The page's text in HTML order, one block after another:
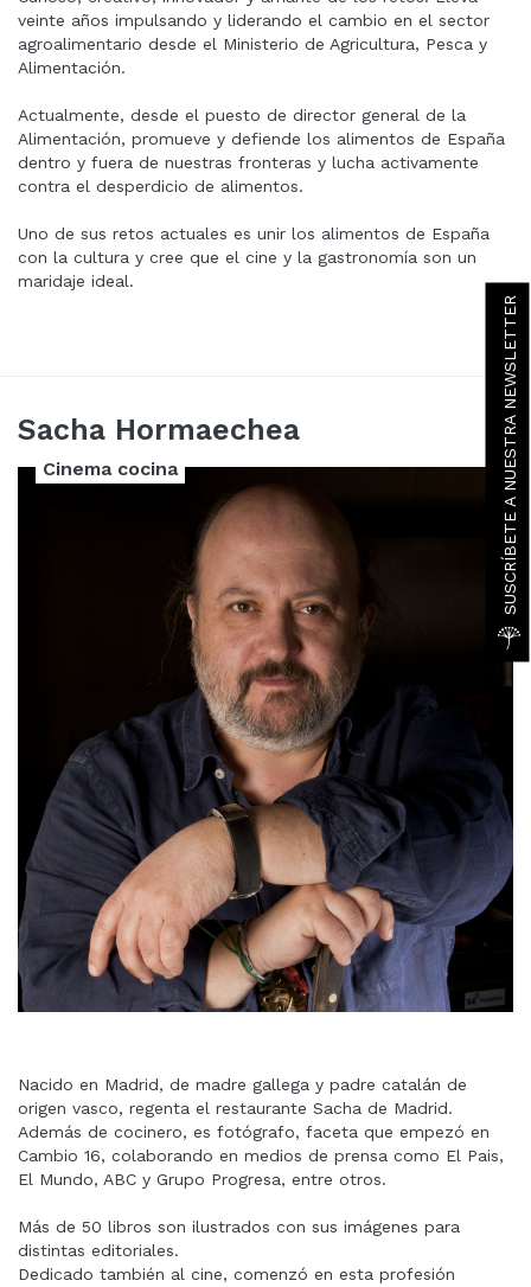
SUSCRÍBETE A NUESTRA NEWSLETTER
veinte años impulsando y liderando el cambio en el sector
agroalimentario desde el Ministerio de Agricultura, Pesca y
Alimentación.
Actualmente, desde el puesto de director general de la
Alimentación, promueve y defiende los alimentos de España
dentro y fuera de nuestras fronteras y lucha activamente
contra el desperdicio de alimentos.
Uno de sus retos actuales es unir los alimentos de España
con la cultura y cree que el cine y la gastronomía son un
maridaje ideal.
Sacha Hormaechea
Cinema cocina
Nacido en Madrid, de madre gallega y padre catalán de
origen vasco, regenta el restaurante Sacha de Madrid.
Además de cocinero, es fotógrafo, faceta que empezó en
Cambio 16, colaborando en medios de prensa como El Pais,
El Mundo, ABC y Grupo Progresa, entre otros.
Más de 50 libros son ilustrados con sus imágenes para
distintas editoriales.
Dedicado también al cine, comenzó en esta profesión